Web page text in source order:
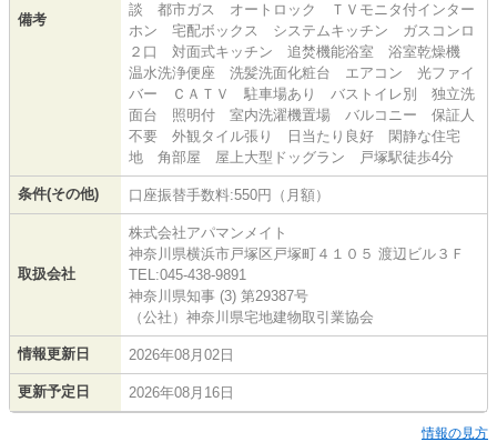
備考
談 都市ガス オートロック ＴＶモニタ付インター
ホン 宅配ボックス システムキッチン ガスコンロ
２口 対面式キッチン 追焚機能浴室 浴室乾燥機
温水洗浄便座 洗髪洗面化粧台 エアコン 光ファイ
バー ＣＡＴＶ 駐車場あり バストイレ別 独立洗
面台 照明付 室内洗濯機置場 バルコニー 保証人
不要 外観タイル張り 日当たり良好 閑静な住宅
地 角部屋 屋上大型ドッグラン 戸塚駅徒歩4分
条件(その他) 口座振替手数料:550円（月額）
取扱会社
株式会社アパマンメイト
神奈川県横浜市戸塚区戸塚町４１０５ 渡辺ビル３Ｆ
TEL:045-438-9891
神奈川県知事 (3) 第29387号
（公社）神奈川県宅地建物取引業協会
情報更新日 2026年08月02日
更新予定日 2026年08月16日
情報の見方